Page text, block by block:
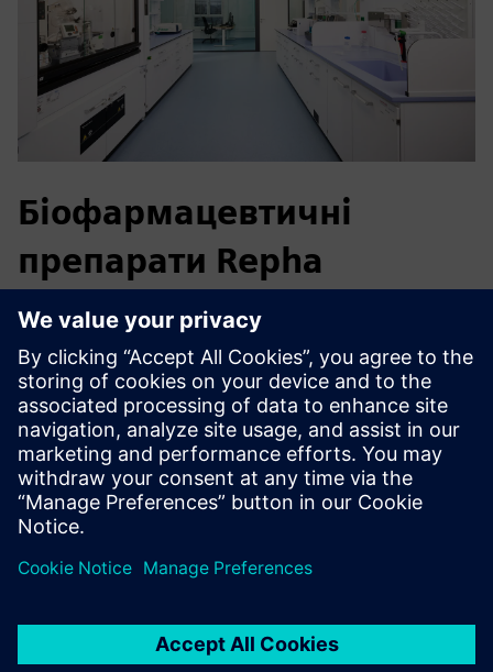
Біофармацевтичні
препарати Repha
Зростаючі просторові вимоги спонукали до всебічного
розпочатий швидко і в близькій перспективі
координація з архітекторами та планувальниками
лабораторій.